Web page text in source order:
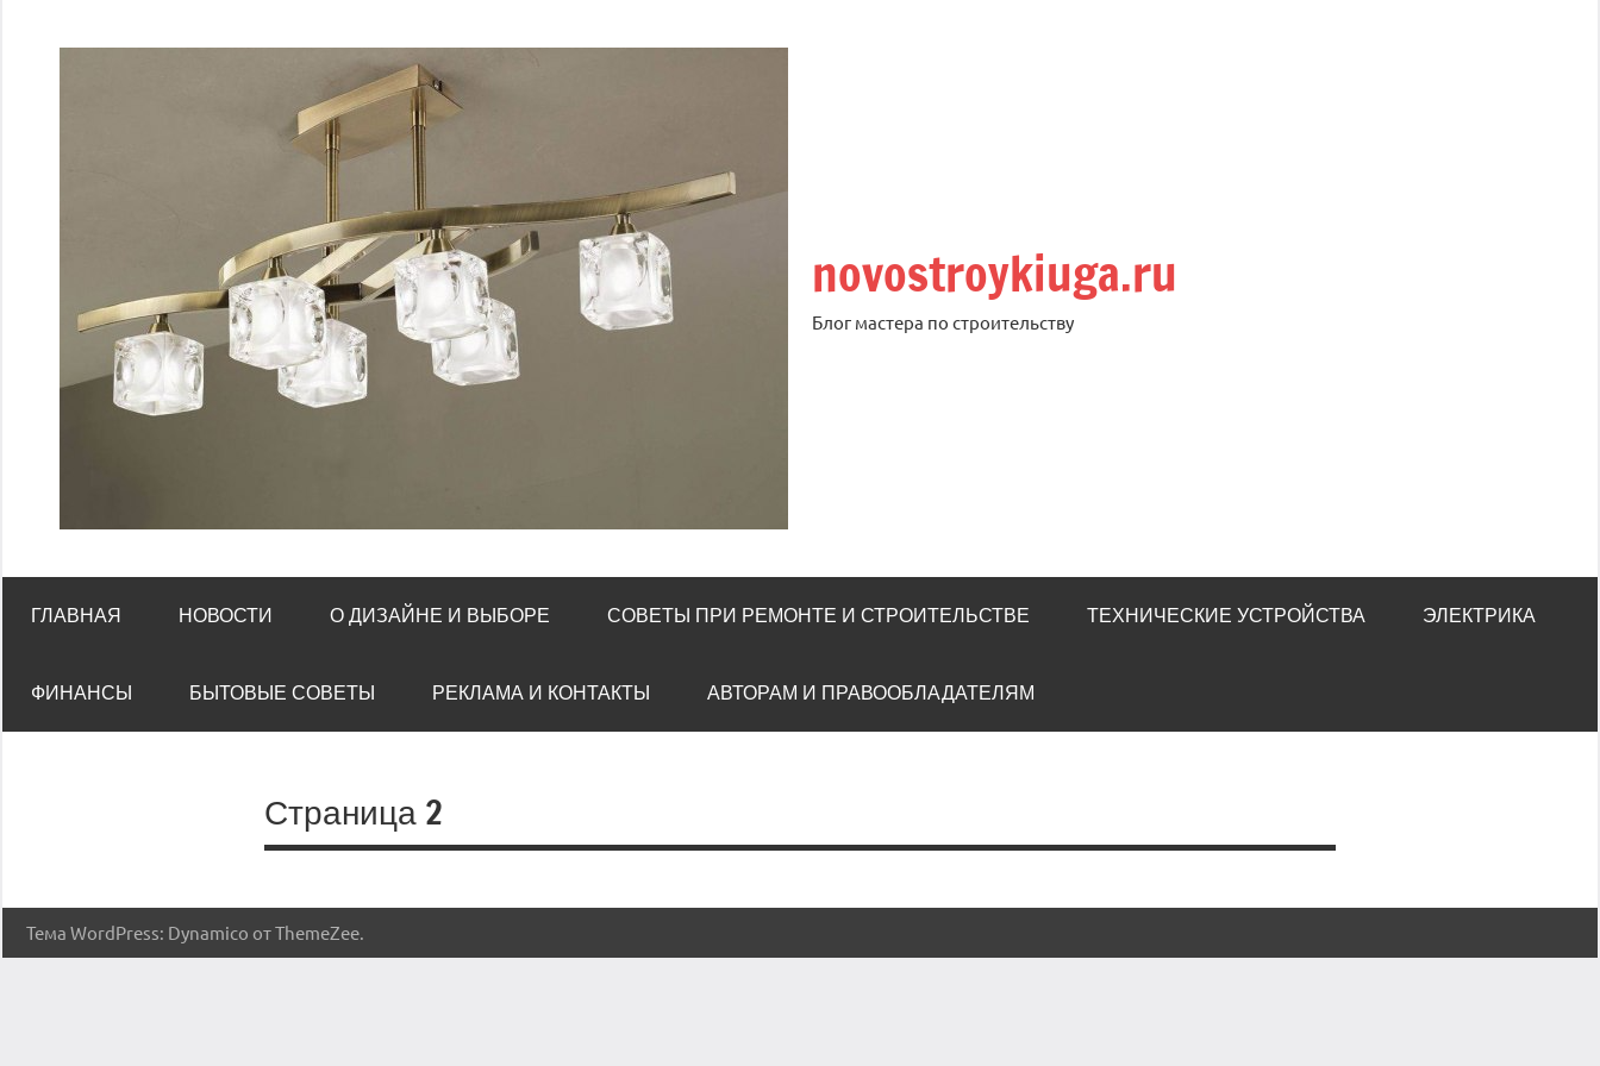
novostroykiuga.ru
Блог мастера по строительству
ГЛАВНАЯ НОВОСТИ О ДИЗАЙНЕ И ВЫБОРЕ СОВЕТЫ ПРИ РЕМОНТЕ И СТРОИТЕЛЬСТВЕ ТЕХНИЧЕСКИЕ УСТРОЙСТВА ЭЛЕКТРИКА
ФИНАНСЫ БЫТОВЫЕ СОВЕТЫ РЕКЛАМА И КОНТАКТЫ АВТОРАМ И ПРАВООБЛАДАТЕЛЯМ
Страница 2
Тема WordPress: Dynamico от ThemeZee.